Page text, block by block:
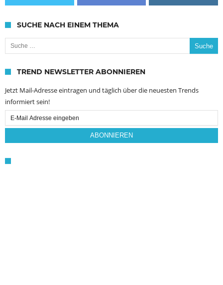
SUCHE NACH EINEM THEMA
Suche nach:
TREND NEWSLETTER ABONNIEREN
Jetzt Mail-Adresse eintragen und täglich über die neuesten Trends
informiert sein!
Email
Subscription
ABONNIEREN